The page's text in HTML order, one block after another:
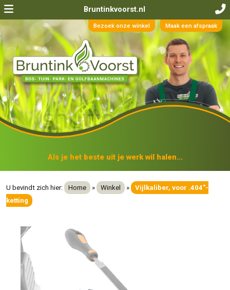
Bruntinkvoorst.nl
Bezoek onze winkel Maak een afspraak
Als je het beste uit je werk wil halen...
U bevindt zich hier: Home » Winkel »
Vijlkaliber, voor .404″-
ketting